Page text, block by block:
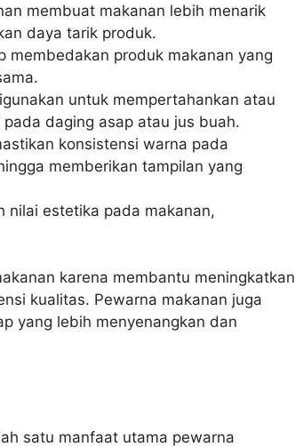
membuat makanan lebih menarik
daya tarik produk.
membedakan produk makanan yang
untuk mempertahankan atau
daging asap atau jus buah.
konsistensi warna pada
memberikan tampilan yang
nilai estetika pada makanan,
karena membantu meningkatkan
kualitas. Pewarna makanan juga
yang lebih menyenangkan dan
satu manfaat utama pewarna